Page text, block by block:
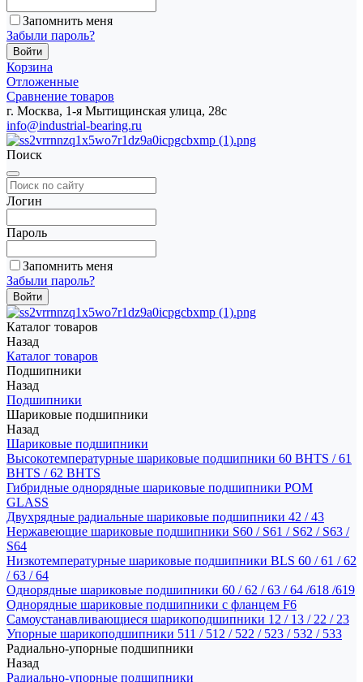
Запомнить меня
Забыли пароль?
Корзина
Отложенные
Сравнение товаров
г. Москва, 1-я Мытищинская улица, 28с
info@industrial-bearing.ru
Поиск
Логин
Пароль
Запомнить меня
Забыли пароль?
Каталог товаров
Назад
Каталог товаров
Подшипники
Назад
Подшипники
Шариковые подшипники
Назад
Шариковые подшипники
Высокотемпературные шариковые подшипники 60 BHTS / 61
BHTS / 62 BHTS
Гибридные однорядные шариковые подшипники POM
GLASS
Двухрядные радиальные шариковые подшипники 42 / 43
Нержавеющие шариковые подшипники S60 / S61 / S62 / S63 /
S64
Низкотемпературные шариковые подшипники BLS 60 / 61 / 62
/ 63 / 64
Однорядные шариковые подшипники 60 / 62 / 63 / 64 /618 /619
Однорядные шариковые подшипники с фланцем F6
Самоустанавливающиеся шарикоподшипники 12 / 13 / 22 / 23
Упорные шарикоподшипники 511 / 512 / 522 / 523 / 532 / 533
Радиально-упорные подшипники
Назад
Радиально-упорные подшипники